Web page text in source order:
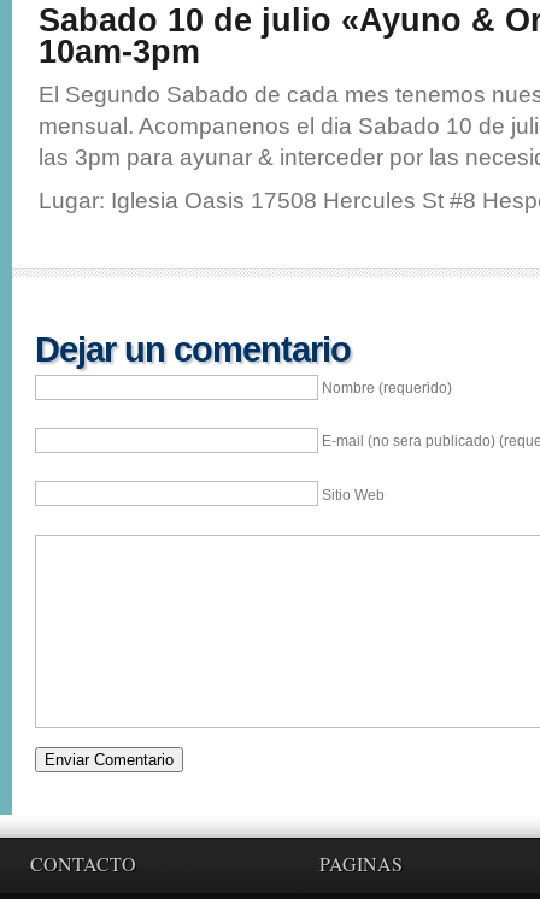
Sabado 10 de julio «Ayuno &
10am-3pm
El Segundo Sabado de cada mes tenemos
mensual. Acompanenos el dia Sabado 10 de
las 3pm para ayunar & interceder por las
Lugar: Iglesia Oasis 17508 Hercules St #8
Dejar un comentario
Nombre (requerido)
E-mail (no sera publicado)
Sitio Web
CONTACTO PAGINAS